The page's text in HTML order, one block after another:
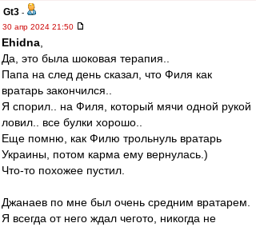
Gt3 -
30 апр 2024 21:50
Ehidna
Да, это была шоковая терапия..
Папа на след день сказал, что Филя как
вратарь закончился..
Я спорил.. на Филя, который мячи одной рукой
ловил.. все булки хорошо..
Еще помню, как Филю трольнуль вратарь
Украины, потом карма ему вернулась.)
Что-то похожее пустил.
Джанаев по мне был очень средним вратарем.
Я всегда от него ждал чегото, никогда не